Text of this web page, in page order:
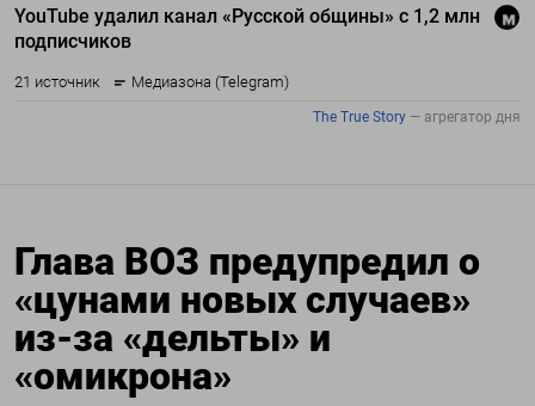
Глава ВОЗ предупредил о
«цунами новых случаев»
из-за «дельты» и
«омикрона»